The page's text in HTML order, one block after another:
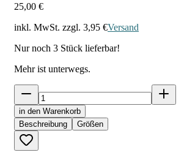
25,00 €
inkl. MwSt. zzgl. 3,95 €Versand
Nur noch 3 Stück lieferbar!
Mehr ist unterwegs.
in den Warenkorb
Beschreibung
Größen